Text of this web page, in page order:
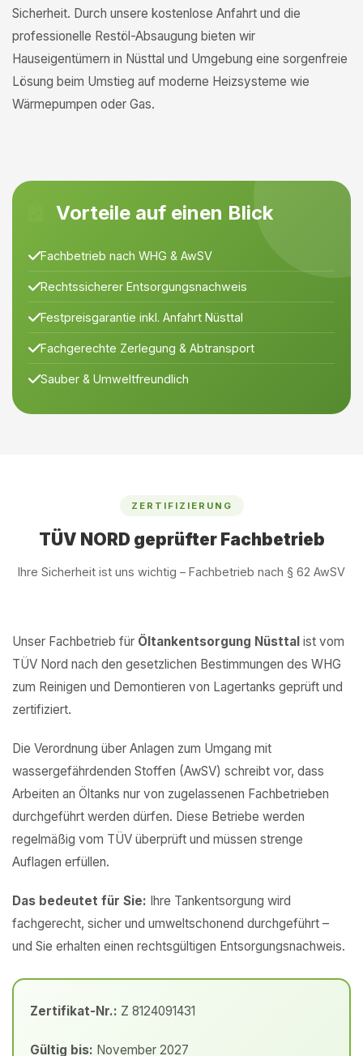
Sicherheit. Durch unsere kostenlose Anfahrt und die
professionelle Restöl-Absaugung bieten wir
Hauseigentümern in Nüsttal und Umgebung eine sorgenfreie
Lösung beim Umstieg auf moderne Heizsysteme wie
Wärmepumpen oder Gas.
Vorteile auf einen Blick
Fachbetrieb nach WHG & AwSV
Rechtssicherer Entsorgungsnachweis
Festpreisgarantie inkl. Anfahrt Nüsttal
Fachgerechte Zerlegung & Abtransport
Sauber & Umweltfreundlich
ZERTIFIZIERUNG
TÜV NORD geprüfter Fachbetrieb
Ihre Sicherheit ist uns wichtig – Fachbetrieb nach § 62 AwSV
Unser Fachbetrieb für Öltankentsorgung Nüsttal ist vom
TÜV Nord nach den gesetzlichen Bestimmungen des WHG
zum Reinigen und Demontieren von Lagertanks geprüft und
zertifiziert.
Die Verordnung über Anlagen zum Umgang mit
wassergefährdenden Stoffen (AwSV) schreibt vor, dass
Arbeiten an Öltanks nur von zugelassenen Fachbetrieben
durchgeführt werden dürfen. Diese Betriebe werden
regelmäßig vom TÜV überprüft und müssen strenge
Auflagen erfüllen.
Das bedeutet für Sie: Ihre Tankentsorgung wird
fachgerecht, sicher und umweltschonend durchgeführt –
und Sie erhalten einen rechtsgültigen Entsorgungsnachweis.
Zertifikat-Nr.: Z 8124091431
Gültig bis: November 2027